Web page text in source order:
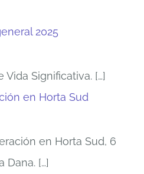
2025
Vida Significativa. […]
en Horta Sud
en Horta Sud, 6
Dana. […]